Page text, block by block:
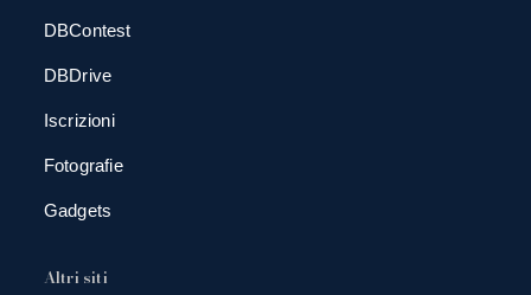
DBContest
DBDrive
Iscrizioni
Fotografie
Gadgets
Altri siti